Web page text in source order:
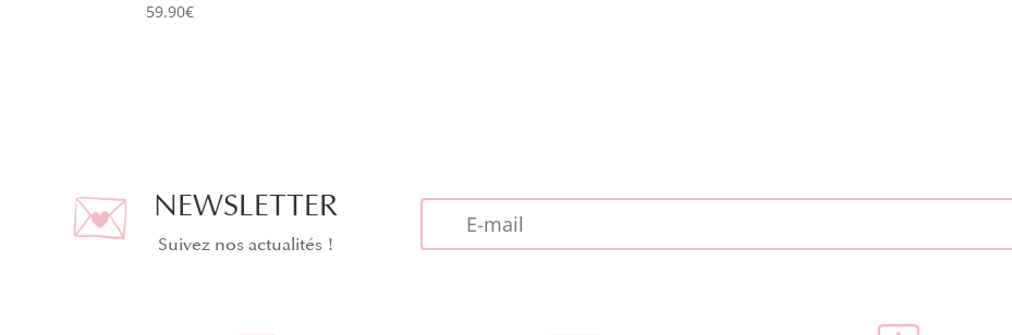
59.90€
NEWSLETTER
Suivez nos actualités !